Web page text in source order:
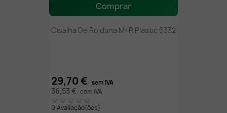
Comprar
Cisalha De Roldana M+R Plastic 6332
29,70 € sem IVA
36,53 € com IVA
0 Avaliação(ões)